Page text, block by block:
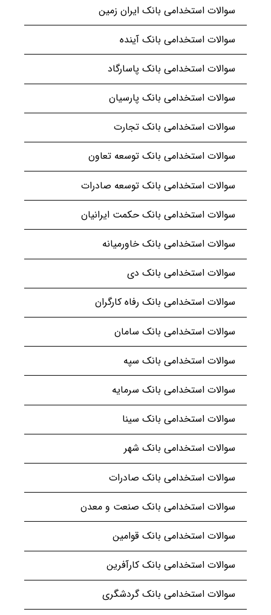
سوالات استخدامی بانک ایران زمین
سوالات استخدامی بانک آینده
سوالات استخدامی بانک پاسارگاد
سوالات استخدامی بانک پارسیان
سوالات استخدامی بانک تجارت
سوالات استخدامی بانک توسعه تعاون
سوالات استخدامی بانک توسعه صادرات
سوالات استخدامی بانک حکمت ایرانیان
سوالات استخدامی بانک خاورمیانه
سوالات استخدامی بانک دی
سوالات استخدامی بانک رفاه کارگران
سوالات استخدامی بانک سامان
سوالات استخدامی بانک سپه
سوالات استخدامی بانک سرمایه
سوالات استخدامی بانک سینا
سوالات استخدامی بانک شهر
سوالات استخدامی بانک صادرات
سوالات استخدامی بانک صنعت و معدن
سوالات استخدامی بانک قوامین
سوالات استخدامی بانک کارآفرین
سوالات استخدامی بانک گردشگری